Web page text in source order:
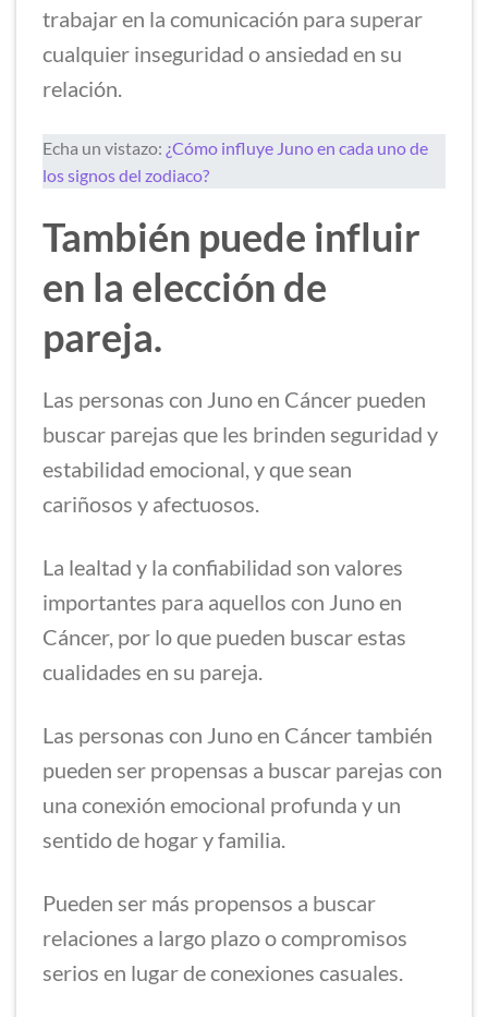
trabajar en la comunicación para superar
cualquier inseguridad o ansiedad en su
relación.
Echa un vistazo: ¿Cómo influye Juno en cada uno de
los signos del zodiaco?
También puede influir
en la elección de
pareja.
Las personas con Juno en Cáncer pueden
buscar parejas que les brinden seguridad y
estabilidad emocional, y que sean
cariñosos y afectuosos.
La lealtad y la confiabilidad son valores
importantes para aquellos con Juno en
Cáncer, por lo que pueden buscar estas
cualidades en su pareja.
Las personas con Juno en Cáncer también
pueden ser propensas a buscar parejas con
una conexión emocional profunda y un
sentido de hogar y familia.
Pueden ser más propensos a buscar
relaciones a largo plazo o compromisos
serios en lugar de conexiones casuales.